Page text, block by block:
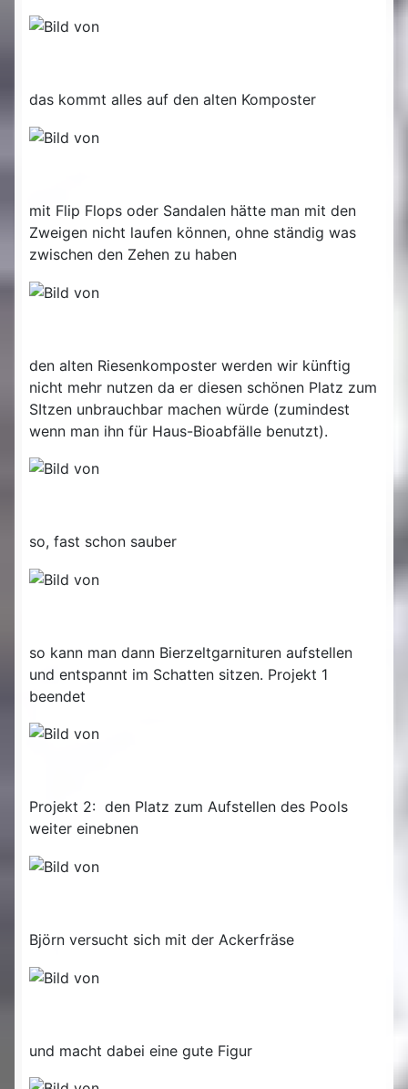
das kommt alles auf den alten Komposter
mit Flip Flops oder Sandalen hätte man mit den
Zweigen nicht laufen können, ohne ständig was
zwischen den Zehen zu haben
den alten Riesenkomposter werden wir künftig
nicht mehr nutzen da er diesen schönen Platz zum
SItzen unbrauchbar machen würde (zumindest
wenn man ihn für Haus-Bioabfälle benutzt).
so, fast schon sauber
so kann man dann Bierzeltgarnituren aufstellen
und entspannt im Schatten sitzen. Projekt 1
beendet
Projekt 2: den Platz zum Aufstellen des Pools
weiter einebnen
Björn versucht sich mit der Ackerfräse
und macht dabei eine gute Figur